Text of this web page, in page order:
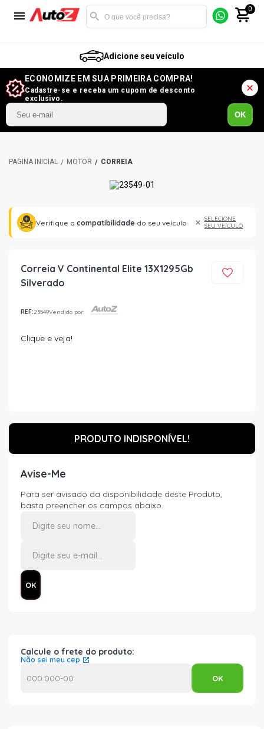
0
Adicione seu veículo
ECONOMIZE EM SUA PRIMEIRA COMPRA!
Cadastre-se e receba um cupom de desconto
exclusivo.
OK
MOTOR CORREIA
Verifique a compatibilidade do seu veículo
SELECIONE
SEU VEÍCULO
Correia V Continental Elite 13X1295Gb
Silverado
REF:23549Vendido por:
Clique e veja!
PRODUTO INDISPONÍVEL!
Avise-Me
Para ser avisado da disponibilidade deste Produto,
basta preencher os campos abaixo.
Calcule o frete do produto:
Não sei meu cep